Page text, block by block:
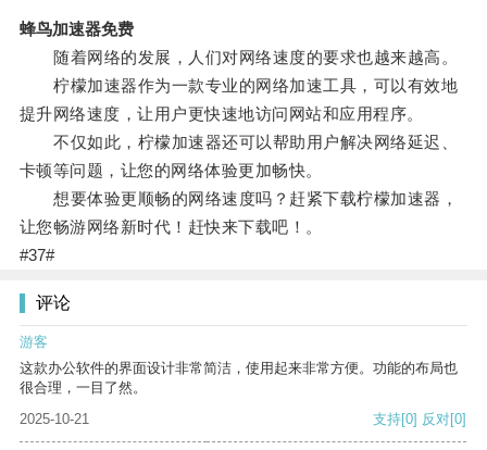
蜂鸟加速器免费
随着网络的发展，人们对网络速度的要求也越来越高。
柠檬加速器作为一款专业的网络加速工具，可以有效地
提升网络速度，让用户更快速地访问网站和应用程序。
不仅如此，柠檬加速器还可以帮助用户解决网络延迟、
卡顿等问题，让您的网络体验更加畅快。
想要体验更顺畅的网络速度吗？赶紧下载柠檬加速器，
让您畅游网络新时代！赶快来下载吧！。
#37#
评论
游客
这款办公软件的界面设计非常简洁，使用起来非常方便。功能的布局也
很合理，一目了然。
2025-10-21
支持[0] 反对[0]